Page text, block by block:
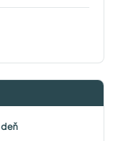
deň